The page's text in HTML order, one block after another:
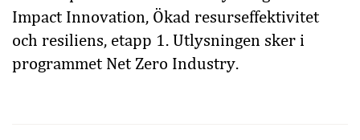
Impact Innovation, Ökad resurseffektivitet
och resiliens, etapp 1. Utlysningen sker i
programmet Net Zero Industry.